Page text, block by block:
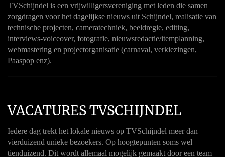
TVSchijndel is een vrijwilligersvereniging met leden die samen
zorgdragen voor het dagelijkse nieuws uit Schijndel, realisatie van
technische projecten, cameratechniek, beeldregie, editing,
interviews-voiceover, fotografie, nieuwsredactie/itemplanning,
webmastering en projectorganisatie (carnaval, verkiezingen,
Paaspop enz).
VACATURES TVSCHIJNDEL
Iedere dag trekt het lokale nieuws op TVSchijndel meer dan
vierduizend unieke bezoekers. Op hoogtepunten soms wel
tienduizend. Dit wordt allemaal mogelijk gemaakt door een team